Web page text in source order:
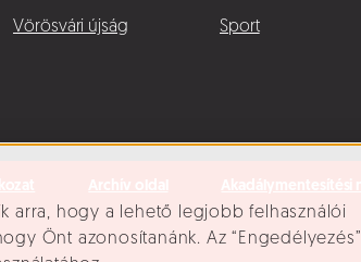
arra, hogy a lehető legjobb felhasználói
Önt azonosítanánk. Az “Engedélyezés”
Vörösvári újság Sport